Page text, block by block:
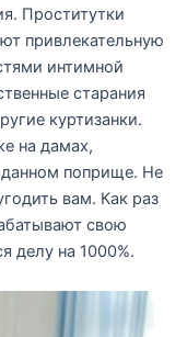
Проститутки
привлекательную
интимной
старания
куртизанки.
на дамах,
поприще. Не
вам. Как раз
свою
делу на 1000%.